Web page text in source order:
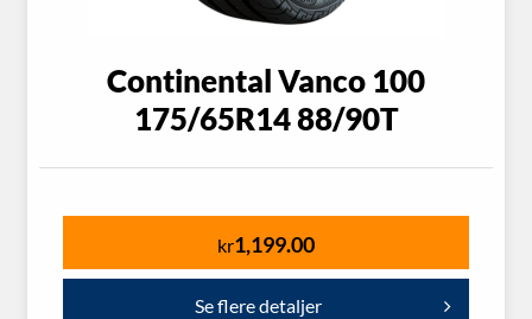
Continental Vanco 100
175/65R14 88/90T
kr1,199.00
Se flere detaljer